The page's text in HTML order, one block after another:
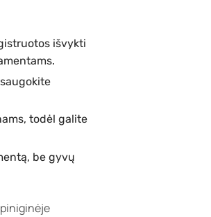
išvykti
todėl galite
be gyvų